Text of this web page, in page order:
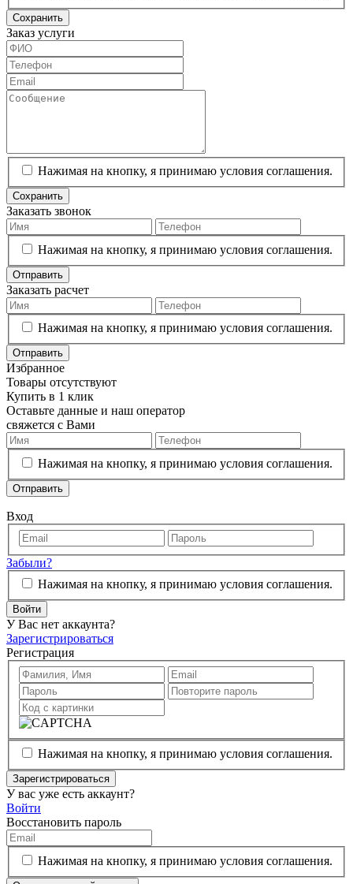
Сохранить
Заказ услуги
Нажимая на кнопку, я принимаю условия соглашения.
Сохранить
Заказать звонок
Нажимая на кнопку, я принимаю условия соглашения.
Отправить
Заказать расчет
Нажимая на кнопку, я принимаю условия соглашения.
Отправить
Избранное
Товары отсутствуют
Купить в 1 клик
Оставьте данные и наш оператор
свяжется с Вами
Нажимая на кнопку, я принимаю условия соглашения.
Отправить
Вход
Забыли?
Нажимая на кнопку, я принимаю условия соглашения.
Войти
У Вас нет аккаунта?
Зарегистрироваться
Регистрация
Нажимая на кнопку, я принимаю условия соглашения.
Зарегистрироваться
У вас уже есть аккаунт?
Войти
Восстановить пароль
Нажимая на кнопку, я принимаю условия соглашения.